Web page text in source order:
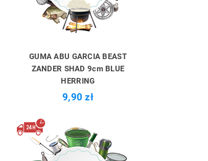
GUMA ABU GARCIA BEAST
ZANDER SHAD 9cm BLUE
HERRING
9,90 zł